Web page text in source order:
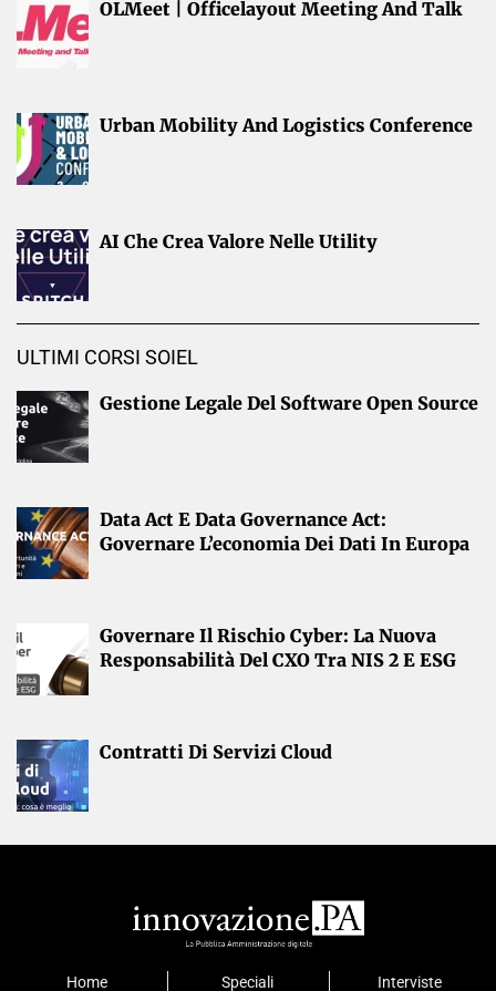
OLMeet | Officelayout Meeting And Talk
Urban Mobility And Logistics Conference
AI Che Crea Valore Nelle Utility
ULTIMI CORSI SOIEL
Gestione Legale Del Software Open Source
Data Act E Data Governance Act:
Governare L’economia Dei Dati In Europa
Governare Il Rischio Cyber: La Nuova
Responsabilità Del CXO Tra NIS 2 E ESG
Contratti Di Servizi Cloud
Home Speciali Interviste